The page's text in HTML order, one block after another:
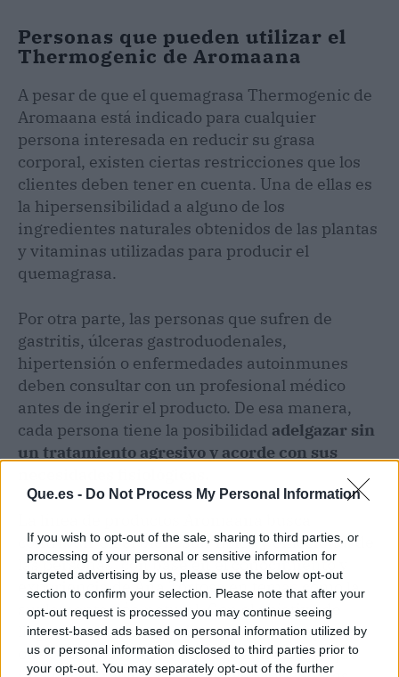
Que.es - Do Not Process My Personal Information
If you wish to opt-out of the sale, sharing to third parties, or
processing of your personal or sensitive information for
targeted advertising by us, please use the below opt-out
section to confirm your selection. Please note that after your
opt-out request is processed you may continue seeing
interest-based ads based on personal information utilized by
us or personal information disclosed to third parties prior to
your opt-out. You may separately opt-out of the further
Personas que pueden utilizar el
Thermogenic de Aromaana
A pesar de que el quemagrasa Thermogenic de
Aromaana está indicado para cualquier
persona interesada en reducir su grasa
corporal, existen ciertas restricciones que los
clientes deben tener en cuenta. Una de ellas es
la hipersensibilidad a alguno de los
ingredientes naturales obtenidos de las plantas
y vitaminas utilizadas para producir el
quemagrasa.
Por otra parte, las personas que sufren de
gastritis, úlceras gastroduodenales,
hipertensión o enfermedades autoinmunes
deben consultar con un profesional médico
antes de ingerir el producto. De esa manera,
cada persona tiene la posibilidad adelgazar sin
un tratamiento agresivo y acorde con sus
contribuir en el bienestar físico y emocional de
las personas, con base en el conocimiento y
experiencia de Ana Tortosa en temas como la
suplementación natural. Con el objetivo de
llegar a todo el territorio español, la empresa
ofrece un servicio de entrega a domicilio que